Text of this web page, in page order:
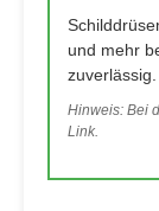
und mehr
zuverlässig.
Hinweis: Bei
Link.